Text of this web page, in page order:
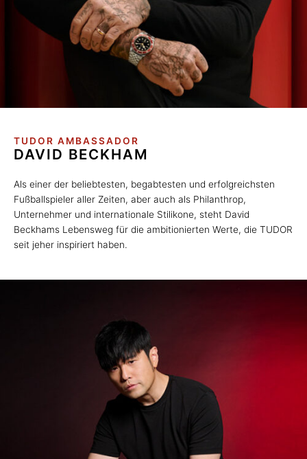
TUDOR AMBASSADOR
DAVID BECKHAM
Als einer der beliebtesten, begabtesten und erfolgreichsten
Fußballspieler aller Zeiten, aber auch als Philanthrop,
Unternehmer und internationale Stilikone, steht David
Beckhams Lebensweg für die ambitionierten Werte, die TUDOR
seit jeher inspiriert haben.